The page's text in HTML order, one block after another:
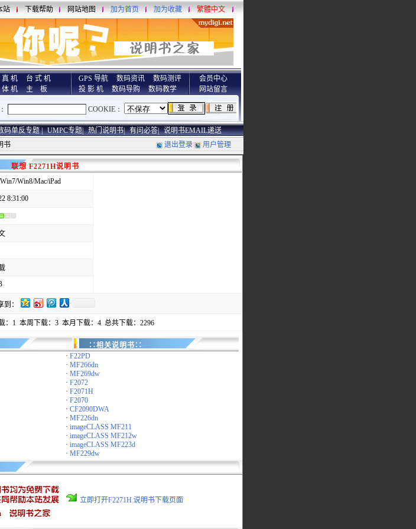
站 下载帮助 网站地图 加为首页 加为收藏 繁體中文
真 机
台 式 机
体 机 主 板
GPS 导航 数码资讯
数码测评
投 影 机
数码导购 数码教学
会员中心
网站留言
码单反专题 | UMPC专题| 热门说明书| 有问必答| 说明书EMAIL递送
书 退出登录 用户管理
联想 F2271H说明书
Win8/Mac/iPad
8:31:00
到：
：1 本周下载：3 本月下载：4 总共下载：2296
∷相关说明书∷
· F22PD
· MF266dn
· MF269dw
· F2072
· F2071H
· F2070
· CF2090DWA
· MF226dn
· imageCLASS MF211
· imageCLASS MF212w
· imageCLASS MF223d
· MF229dw
立即打开F2271H 说明书下载页面